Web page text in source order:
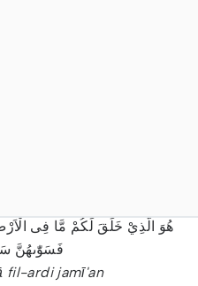
هُوَ الَّذِيْ خَلَقَ لَكُمْ مَّا فِى
فَسَوّٰىهُنَّ
fil-ardi jamī'an